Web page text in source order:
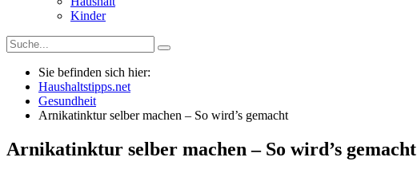
Kinder
Sie befinden sich hier:
Haushaltstipps.net
Gesundheit
Arnikatinktur selber machen – So wird’s gemacht
Arnikatinktur selber machen – So wird’s gemacht